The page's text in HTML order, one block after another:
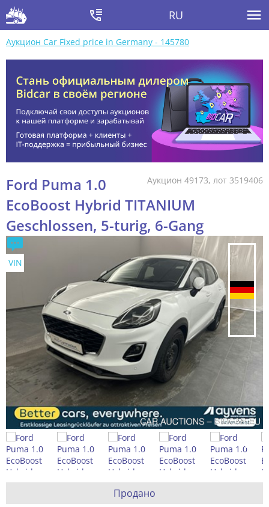
RU
Аукцион Car Fixed price in Germany - 145780
Аукцион 49173, лот 3519406
Ford Puma 1.0
EcoBoost Hybrid TITANIUM
Geschlossen, 5-turig, 6-Gang
VIN
Продано